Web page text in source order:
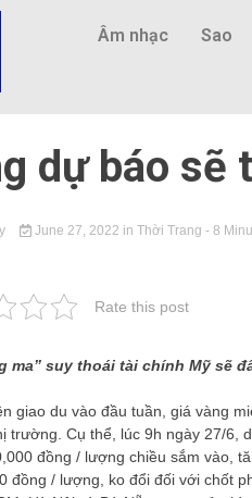
Âm nhạc Sao
dự báo sẽ
June 27, 2022 in Thời Trang - 8
Rate this post
ma” suy thoái tài chính Mỹ sẽ
giao du vào đầu tuần, giá vàng
trường. Cụ thể, lúc 9h ngày 27/6,
đồng / lượng chiều sắm vào,
đồng / lượng, ko đổi đối với chốt